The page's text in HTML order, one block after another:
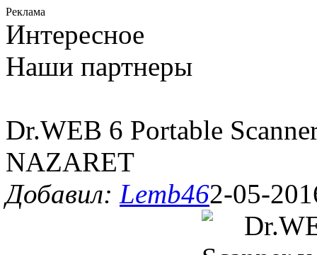
Реклама
Интересное
Наши партнеры
Dr.WEB 6 Portable
NAZARET
Добавил: Lemb462-05-